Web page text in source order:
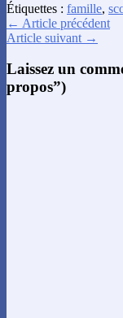
Étiquettes : famille,
← Article précédent
Article suivant →
Laissez un
propos”)